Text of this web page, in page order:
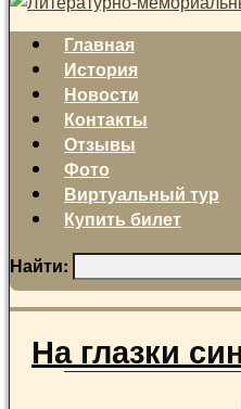
Главная
История
Новости
Контакты
Отзывы
Фото
Виртуальный тур
Купить билет
Найти:
На глазки